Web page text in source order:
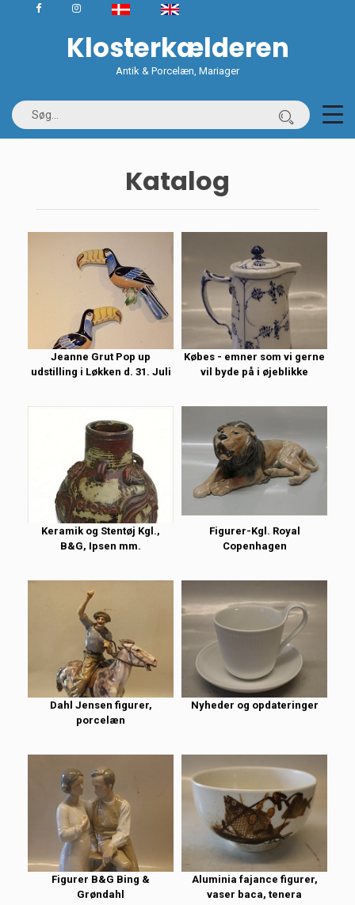
Klosterkælderen
Antik & Porcelæn, Mariager
Katalog
Jeanne Grut Pop up
udstilling i Løkken d. 31. Juli
Købes - emner som vi gerne
vil byde på i øjeblikke
Keramik og Stentøj Kgl.,
B&G, Ipsen mm.
Figurer-Kgl. Royal
Copenhagen
Dahl Jensen figurer,
porcelæn
Nyheder og opdateringer
Figurer B&G Bing &
Grøndahl
Aluminia fajance figurer,
vaser baca, tenera